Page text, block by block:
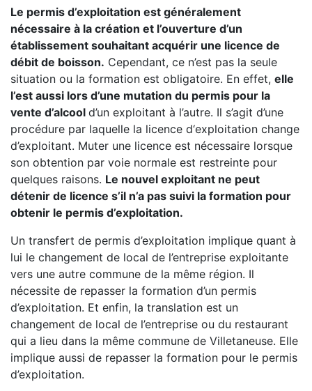
Le permis d’exploitation est généralement
nécessaire à la création et l’ouverture d’un
établissement souhaitant acquérir une licence de
débit de boisson. Cependant, ce n’est pas la seule
situation ou la formation est obligatoire. En effet, elle
l’est aussi lors d’une mutation du permis pour la
vente d’alcool d’un exploitant à l’autre. Il s’agit d’une
procédure par laquelle la licence d‘exploitation change
d’exploitant. Muter une licence est nécessaire lorsque
son obtention par voie normale est restreinte pour
quelques raisons. Le nouvel exploitant ne peut
détenir de licence s’il n’a pas suivi la formation pour
obtenir le permis d’exploitation.
Un transfert de permis d’exploitation implique quant à
lui le changement de local de l’entreprise exploitante
vers une autre commune de la même région. Il
nécessite de repasser la formation d’un permis
d’exploitation. Et enfin, la translation est un
changement de local de l’entreprise ou du restaurant
qui a lieu dans la même commune de Villetaneuse. Elle
implique aussi de repasser la formation pour le permis
d’exploitation.